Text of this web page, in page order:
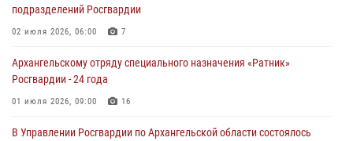
подразделений Росгвардии
02 июля 2026, 06:00 7
Архангельскому отряду специального назначения «Ратник»
Росгвардии - 24 года
01 июля 2026, 09:00 16
В Управлении Росгвардии по Архангельской области состоялось